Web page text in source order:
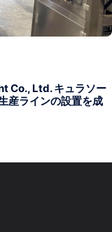
Co., Ltd. キュラソー
産ラインの設置を成